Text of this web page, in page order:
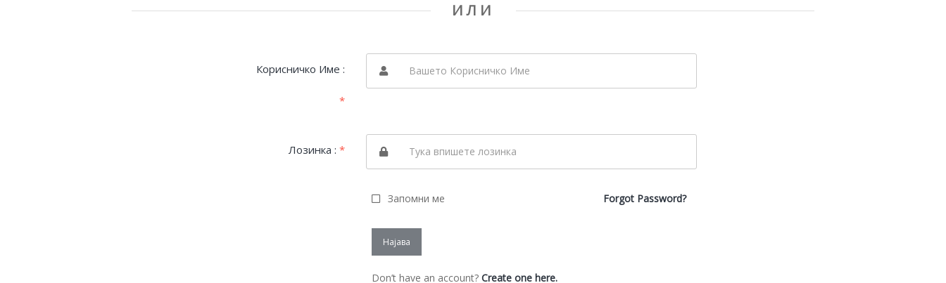
ИЛИ
Корисничко Име :
*
Лозинка :*
Запомни ме Forgot Password?
Најава
Don’t have an account? Create one here.